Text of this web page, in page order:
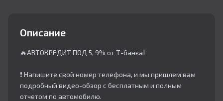
Описание
🔥АВТОКРЕДИТ ПОД 5, 9% от Т-банка!
❗ Напишите свой номер телефона, и мы пришлем вам
подробный видео-обзор с бесплатным и полным
отчетом по автомобилю.